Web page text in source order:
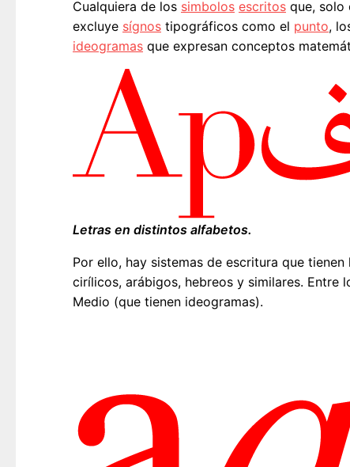
Cualquiera de los simbolos escritos que, solo
excluye sígnos tipográficos como el punto,
ideogramas que expresan conceptos
Letras en distintos alfabetos.
Por ello, hay sistemas de escritura que tienen
cirílicos, arábigos, hebreos y similares. Entre
Medio (que tienen ideogramas).